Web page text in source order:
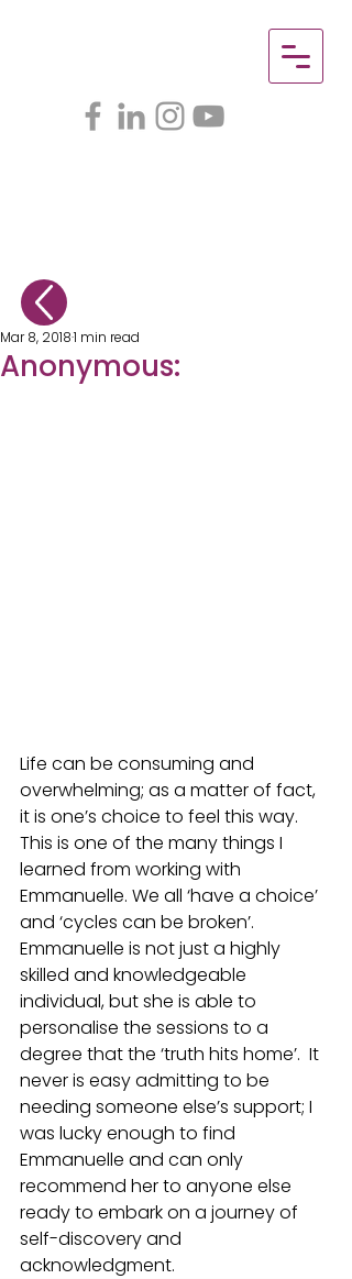
Anonymous:
Mar 8, 20181 min read
Life can be consuming and
overwhelming; as a matter of fact,
it is one’s choice to feel this way.
This is one of the many things I
learned from working with
Emmanuelle. We all ‘have a choice’
and ‘cycles can be broken’.
Emmanuelle is not just a highly
skilled and knowledgeable
individual, but she is able to
personalise the sessions to a
degree that the ‘truth hits home’.  It
never is easy admitting to be
needing someone else’s support; I
was lucky enough to find
Emmanuelle and can only
recommend her to anyone else
ready to embark on a journey of
self-discovery and
acknowledgment.